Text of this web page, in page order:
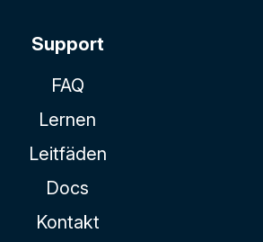
Support
FAQ
Lernen
Leitfäden
Docs
Kontakt